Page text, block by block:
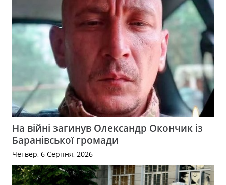
На війні загинув Олександр Окончик із
Баранівської громади
Четвер, 6 Серпня, 2026